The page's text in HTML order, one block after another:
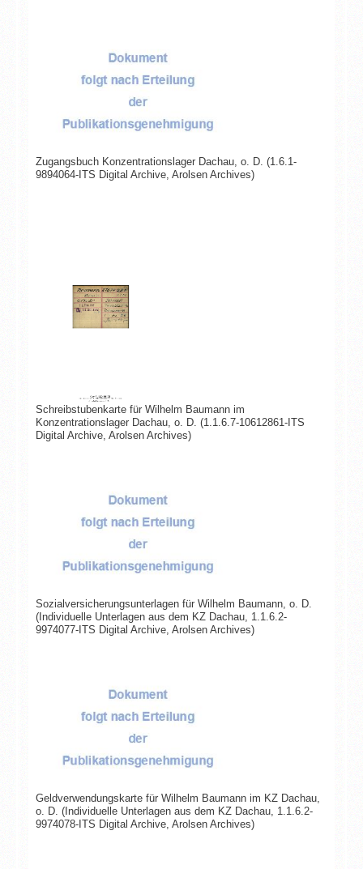
Zugangsbuch Konzentrationslager Dachau, o. D. (1.6.1-
9894064-ITS Digital Archive, Arolsen Archives)
Schreibstubenkarte für Wilhelm Baumann im
Konzentrationslager Dachau, o. D. (1.1.6.7-10612861-ITS
Digital Archive, Arolsen Archives)
Sozialversicherungsunterlagen für Wilhelm Baumann, o. D.
(Individuelle Unterlagen aus dem KZ Dachau, 1.1.6.2-
9974077-ITS Digital Archive, Arolsen Archives)
Geldverwendungskarte für Wilhelm Baumann im KZ Dachau,
o. D. (Individuelle Unterlagen aus dem KZ Dachau, 1.1.6.2-
9974078-ITS Digital Archive, Arolsen Archives)